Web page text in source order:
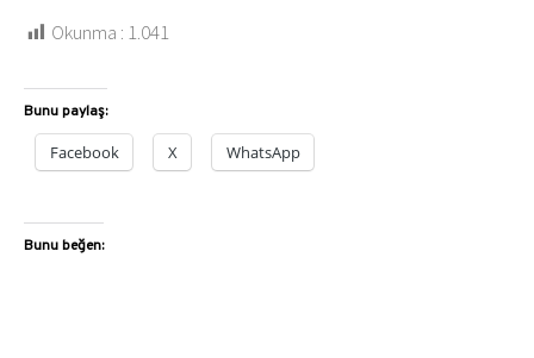
Okunma : 1.041
Bunu paylaş:
Facebook X WhatsApp
Bunu beğen: